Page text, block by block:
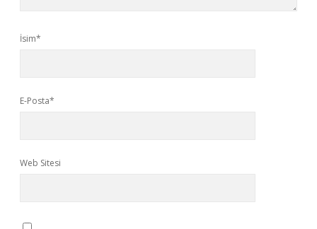
İsim*
E-Posta*
Web Sitesi